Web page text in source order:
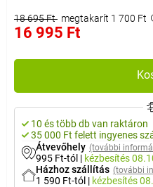
18 695 Ft megtakarít 1 700 Ft
16 995 Ft
10 és több db van raktáron
35 000 Ft felett ingyenes
Átvevőhely (további
995 Ft-tól | kézbesítés
Házhoz szállítás (további
1 590 Ft-tól | kézbesítés